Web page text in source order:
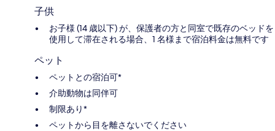
子供
お子様 (14 歳以下) が、保護者の方と同室で既存のベッドを
使用して滞在される場合、1 名様まで宿泊料金は無料です
ペット
ペットとの宿泊可*
介助動物は同伴可
制限あり*
ペットから目を離さないでください